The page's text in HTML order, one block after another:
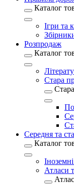
Каталог
Ігри та
Розпродаж
Каталог
Стара
Середня та
Каталог
Атласи